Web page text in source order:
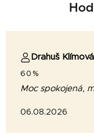
Drahuš Klímová
60%
Moc spokojená,
06.08.2026